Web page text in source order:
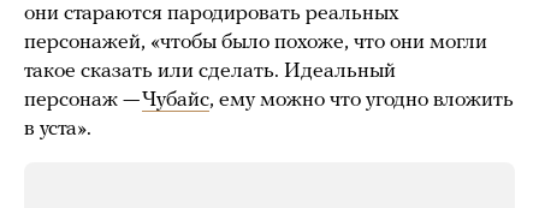
они стараются пародировать реальных
персонажей, «чтобы было похоже, что они могли
такое сказать или сделать. Идеальный
персонаж —Чубайс, ему можно что угодно вложить
в уста».